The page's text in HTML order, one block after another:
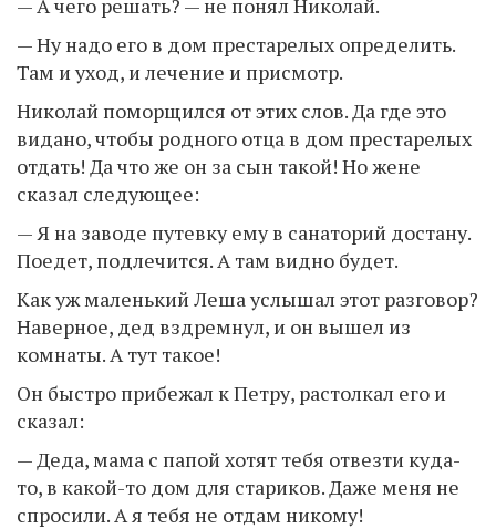
— Ну надо его в дом престарелых определить.
Там и уход, и лечение и присмотр.
Николай поморщился от этих слов. Да где это
видано, чтобы родного отца в дом престарелых
отдать! Да что же он за сын такой! Но жене
сказал следующее:
— Я на заводе путевку ему в санаторий достану.
Поедет, подлечится. А там видно будет.
Как уж маленький Леша услышал этот разговор?
Наверное, дед вздремнул, и он вышел из
комнаты. А тут такое!
Он быстро прибежал к Петру, растолкал его и
сказал:
— Деда, мама с папой хотят тебя отвезти куда-
то, в какой-то дом для стариков. Даже меня не
спросили. А я тебя не отдам никому!